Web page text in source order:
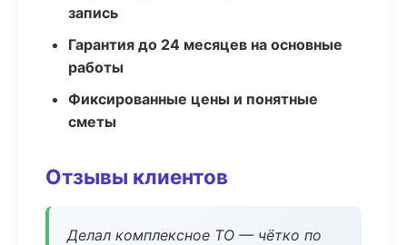
запись
Гарантия до 24 месяцев на основные
работы
Фиксированные цены и понятные
сметы
Отзывы клиентов
Делал комплексное ТО — чётко по